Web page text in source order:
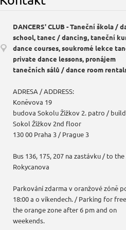
DANCERS' CLUB - Taneční škola /
school, tanec / dancing, taneční
dance courses, soukromé lekce
private dance lessons, pronájem
tanečních sálů / dance room
ADRESA / ADDRESS:
Koněvova 19
budova Sokolu Žižkov 2. patro /
Sokol Žižkov 2nd floor
130 00 Praha 3 / Prague 3
Bus 136, 175, 207 na zastávku / to
Rokycanova
Parkování zdarma v oranžové zóně
18:00 a o víkendech. / Parking for
the orange zone after 6 pm and on
weekends.